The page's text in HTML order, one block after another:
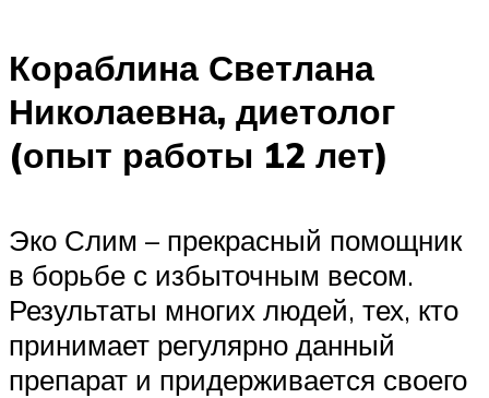
Кораблина Светлана
Николаевна, диетолог
(опыт работы 12 лет)
Эко Слим – прекрасный помощник
в борьбе с избыточным весом.
Результаты многих людей, тех, кто
принимает регулярно данный
препарат и придерживается своего